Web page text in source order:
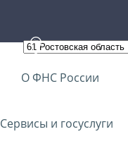
О ФНС России
Сервисы и госуслуги